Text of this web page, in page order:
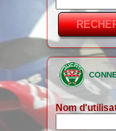
de
Nom